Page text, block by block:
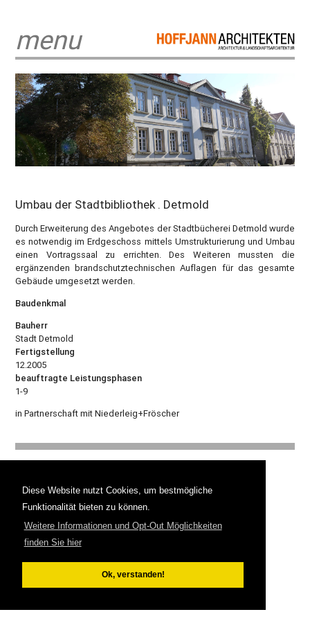
Diese Website nutzt Cookies, um bestmögliche
Funktionalität bieten zu können.
Weitere Informationen und Opt-Out Möglichkeiten
finden Sie hier
Ok, verstanden!
menu
Umbau der Stadtbibliothek . Detmold
Durch Erweiterung des Angebotes der Stadtbücherei Detmold wurde
es notwendig im Erdgeschoss mittels Umstrukturierung und Umbau
einen Vortragssaal zu errichten. Des Weiteren mussten die
ergänzenden brandschutztechnischen Auflagen für das gesamte
Gebäude umgesetzt werden.
Baudenkmal
Bauherr
Stadt Detmold
Fertigstellung
12.2005
beauftragte Leistungsphasen
1-9
in Partnerschaft mit Niederleig+Fröscher
Auf der Howe 17
32758 Detmold
Fon05231/961196-0
info@hoffjann-architekten.de
Datenschutz